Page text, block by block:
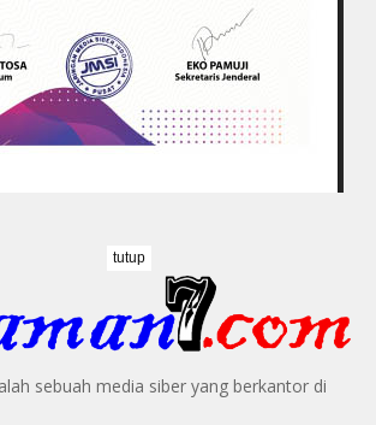
sebuah media siber yang berkantor di
tutup